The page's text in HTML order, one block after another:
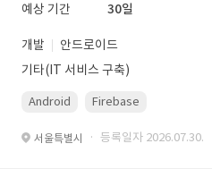
예상 기간
30일
개발
안드로이드
기타(IT 서비스 구축)
Android Firebase
서울특별시 · 등록일자 2026.07.30.